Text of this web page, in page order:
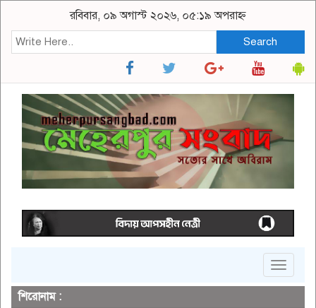
রবিবার, ০৯ অগাস্ট ২০২৬, ০৫:১৯ অপরাহ্ন
Search
Toggle
শিরোনাম :